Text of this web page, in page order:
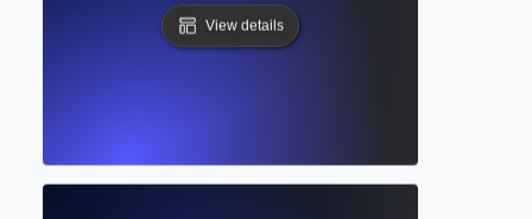
View details